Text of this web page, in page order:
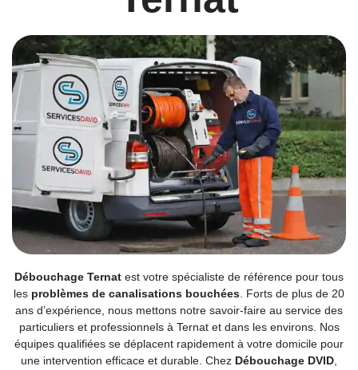
Débouchage Ternat est votre spécialiste de référence pour tous
les problèmes de canalisations bouchées. Forts de plus de 20
ans d’expérience, nous mettons notre savoir-faire au service des
particuliers et professionnels à Ternat et dans les environs. Nos
équipes qualifiées se déplacent rapidement à votre domicile pour
une intervention efficace et durable. Chez Débouchage DVID,